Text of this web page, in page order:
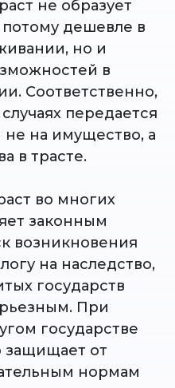
не образует
дешевле в
но и
в
Соответственно,
передается
не на имущество, а
в трасте.
во многих
законным
возникновения
на наследство,
государств
При
государстве
защищает от
нормам